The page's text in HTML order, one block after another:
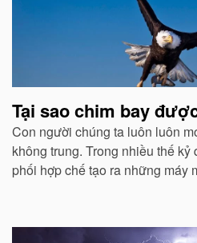
liên
Tại sao chim bay
Con người chúng ta luôn luôn
không trung. Trong nhiều thế
phối hợp chế tạo ra những máy